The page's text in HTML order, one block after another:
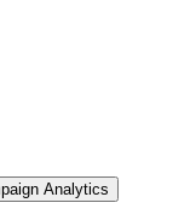
Analytics